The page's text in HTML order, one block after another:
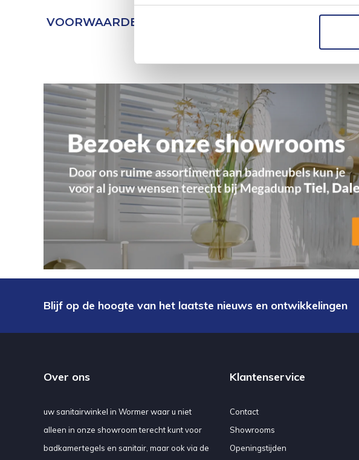
VOORWAARDEN & PRIVACY
Blijf op de hoogte van het laatste nieuws en ontwikkelingen
Over ons
uw sanitairwinkel in Wormer waar u niet
alleen in onze showroom terecht kunt voor
badkamertegels en sanitair, maar ook via de
Klantenservice
Contact
Showrooms
Openingstijden